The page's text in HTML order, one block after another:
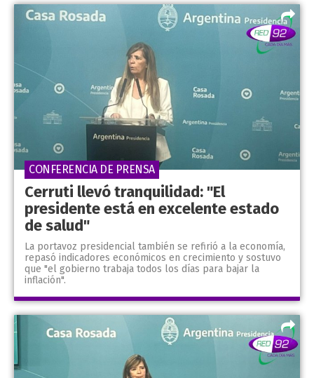
Cerruti llevó tranquilidad: "El
presidente está en excelente estado
de salud"
La portavoz presidencial también se refirió a la economía,
repasó indicadores económicos en crecimiento y sostuvo
que "el gobierno trabaja todos los días para bajar la
inflación".
CONFERENCIA DE PRENSA